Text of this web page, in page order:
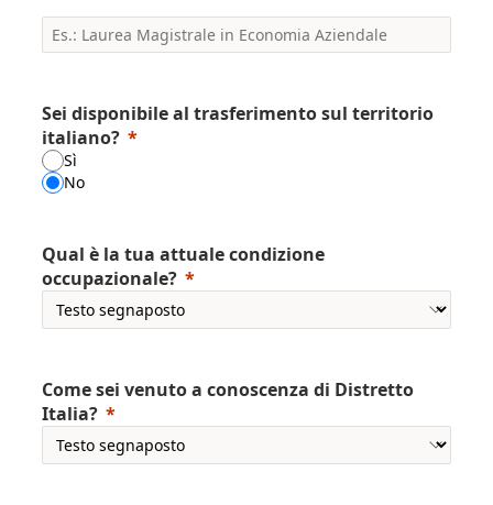
Sei disponibile al trasferimento sul territorio
italiano?
Sì
No
Qual è la tua attuale condizione
occupazionale?
Come sei venuto a conoscenza di Distretto
Italia?